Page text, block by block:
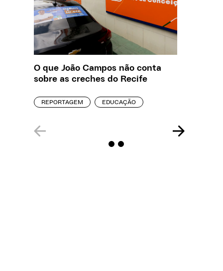
O que João Campos não conta
sobre as creches do Recife
REPORTAGEM EDUCAÇÃO